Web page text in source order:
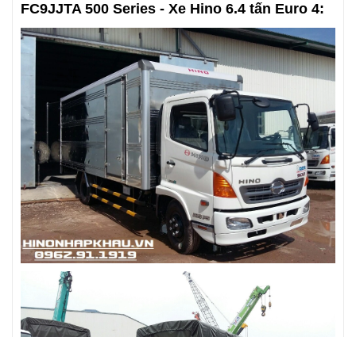
FC9JJTA 500 Series - Xe Hino 6.4 tấn Euro 4: